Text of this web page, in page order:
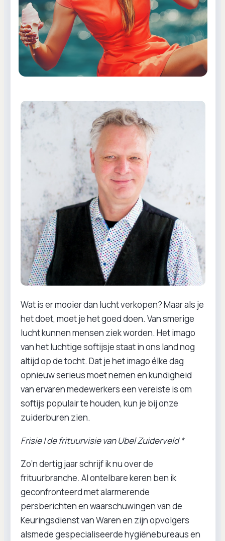
Wat is er mooier dan lucht verkopen? Maar als je
het doet, moet je het goed doen. Van smerige
lucht kunnen mensen ziek worden. Het imago
van het luchtige softijsje staat in ons land nog
altijd op de tocht. Dat je het imago élke dag
opnieuw serieus moet nemen en kundigheid
van ervaren medewerkers een vereiste is om
softijs populair te houden, kun je bij onze
zuiderburen zien.
Frisie | de frituurvisie van Ubel Zuiderveld *
Zo’n dertig jaar schrijf ik nu over de
frituurbranche. Al ontelbare keren ben ik
geconfronteerd met alarmerende
persberichten en waarschuwingen van de
Keuringsdienst van Waren en zijn opvolgers
alsmede gespecialiseerde hygiënebureaus en